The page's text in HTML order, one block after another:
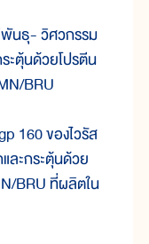
ธุ- วิศวกรรม
ะตุ้นด้วยโปรตีน
BRU
ของไวรัส
ละกระตุ้นด้วย
BRU ที่ผลิตใน